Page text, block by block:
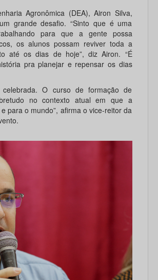
Agronômica (DEA), Airon Silva,
grande desafio. “Sinto que é uma
para que a gente possa
os alunos possam reviver toda a
até os dias de hoje”, diz Airon. “É
pra planejar e repensar os dias
O curso de formação de
no contexto atual em que a
para o mundo”, afirma o vice-reitor da